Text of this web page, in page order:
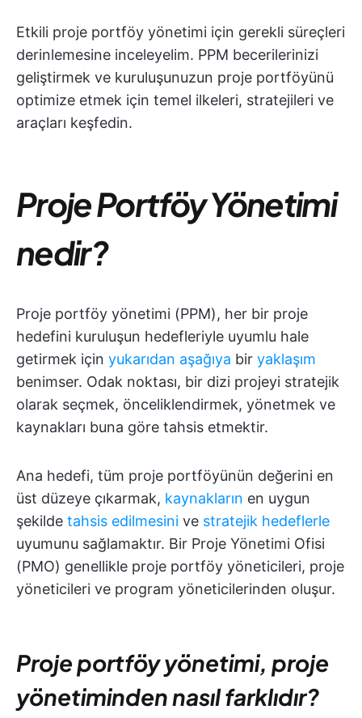
Etkili proje portföy yönetimi için gerekli süreçleri
derinlemesine inceleyelim. PPM becerilerinizi
geliştirmek ve kuruluşunuzun proje portföyünü
optimize etmek için temel ilkeleri, stratejileri ve
araçları keşfedin.
Proje Portföy Yönetimi
nedir?
Proje portföy yönetimi (PPM), her bir proje
hedefini kuruluşun hedefleriyle uyumlu hale
getirmek için yukarıdan aşağıya bir yaklaşım
benimser. Odak noktası, bir dizi projeyi stratejik
olarak seçmek, önceliklendirmek, yönetmek ve
kaynakları buna göre tahsis etmektir.
Ana hedefi, tüm proje portföyünün değerini en
üst düzeye çıkarmak, kaynakların en uygun
şekilde tahsis edilmesini ve stratejik hedeflerle
uyumunu sağlamaktır. Bir Proje Yönetimi Ofisi
(PMO) genellikle proje portföy yöneticileri, proje
yöneticileri ve program yöneticilerinden oluşur.
Proje portföy yönetimi, proje
yönetiminden nasıl farklıdır?